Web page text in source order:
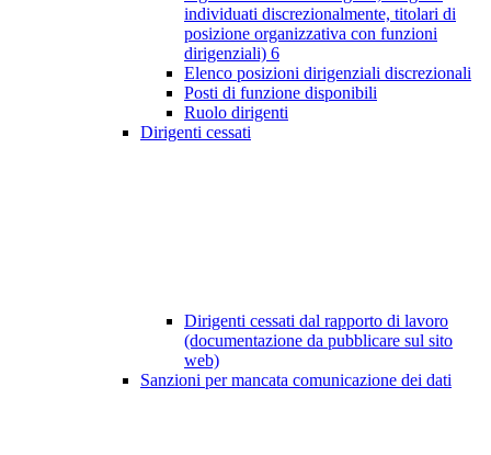
individuati discrezionalmente, titolari di
posizione organizzativa con funzioni
dirigenziali) 6
Elenco posizioni dirigenziali discrezionali
Posti di funzione disponibili
Ruolo dirigenti
Dirigenti cessati
Dirigenti cessati dal rapporto di lavoro
(documentazione da pubblicare sul sito
web)
Sanzioni per mancata comunicazione dei dati